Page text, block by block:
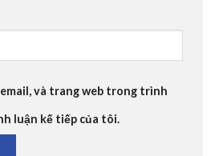
và trang web trong trình
luận kế tiếp của tôi.